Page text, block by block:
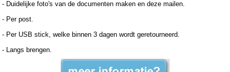
- Duidelijke foto's van de documenten maken en deze mailen.
- Per post.
- Per USB stick, welke binnen 3 dagen wordt geretourneerd.
- Langs brengen.